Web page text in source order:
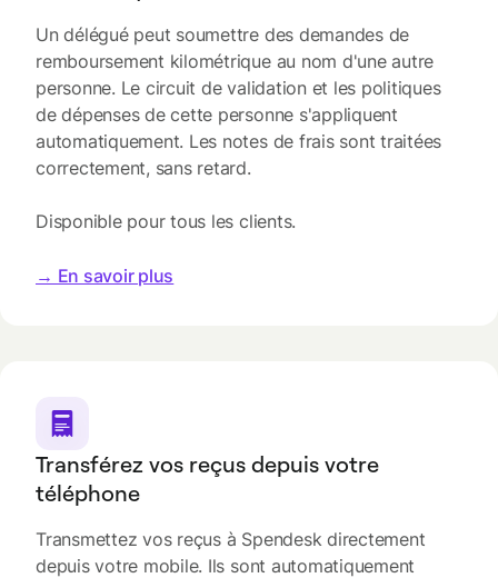
Un délégué peut soumettre des demandes de
remboursement kilométrique au nom d'une autre
personne. Le circuit de validation et les politiques
de dépenses de cette personne s'appliquent
automatiquement. Les notes de frais sont traitées
correctement, sans retard.
Disponible pour tous les clients.
→ En savoir plus
Transférez vos reçus depuis votre
téléphone
Transmettez vos reçus à Spendesk directement
depuis votre mobile. Ils sont automatiquement